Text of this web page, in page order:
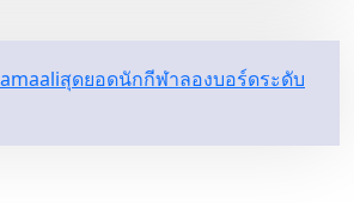
สุดยอดนักกีฬาลองบอร์ดระดับ